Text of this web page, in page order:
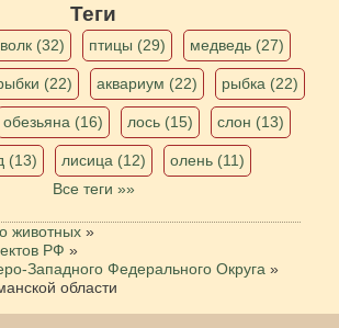
Теги
волк (32) птицы (29) медведь (27)
(22) аквариум (22) рыбка (22)
обезьяна (16) лось (15) слон (13)
(13) лисица (12)
олень (11)
Все теги »»
животных »
РФ »
Западного Федерального Округа »
области